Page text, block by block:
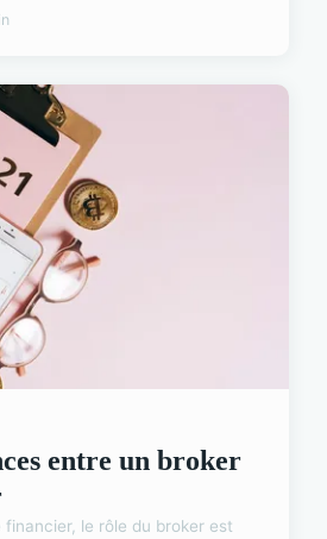
entre un broker
le rôle du broker est